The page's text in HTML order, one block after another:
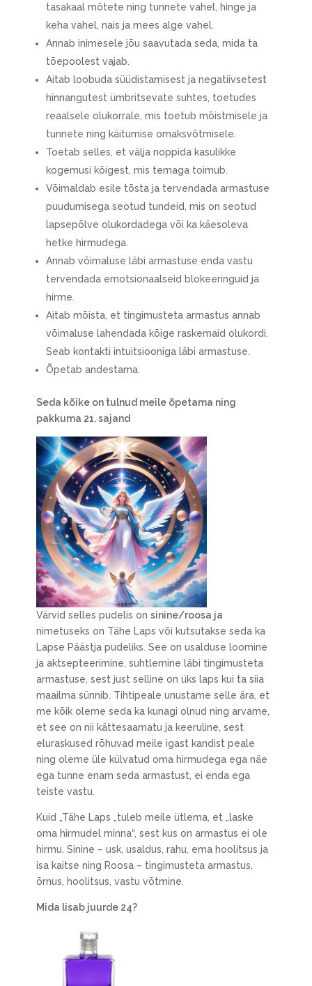
tasakaal mõtete ning tunnete vahel, hinge ja
keha vahel, nais ja mees alge vahel.
Annab inimesele jõu saavutada seda, mida ta
tõepoolest vajab.
Aitab loobuda süüdistamisest ja negatiivsetest
hinnangutest ümbritsevate suhtes, toetudes
reaalsele olukorrale, mis toetub mõistmisele ja
tunnete ning käitumise omaksvõtmisele.
Toetab selles, et välja noppida kasulikke
kogemusi kõigest, mis temaga toimub.
Võimaldab esile tõsta ja tervendada armastuse
puudumisega seotud tundeid, mis on seotud
lapsepõlve olukordadega või ka käesoleva
hetke hirmudega.
Annab võimaluse läbi armastuse enda vastu
tervendada emotsionaalseid blokeeringuid ja
hirme.
Aitab mõista, et tingimusteta armastus annab
võimaluse lahendada kõige raskemaid olukordi.
Seab kontakti intuitsiooniga läbi armastuse.
Õpetab andestama.
Seda kõike on tulnud meile õpetama ning
pakkuma 21. sajand
Värvid selles pudelis on sinine/roosa ja
nimetuseks on Tähe Laps või kutsutakse seda ka
Lapse Päästja pudeliks. See on usalduse loomine
ja aktsepteerimine, suhtlemine läbi tingimusteta
armastuse, sest just selline on üks laps kui ta siia
maailma sünnib. Tihtipeale unustame selle ära, et
me kõik oleme seda ka kunagi olnud ning arvame,
et see on nii kättesaamatu ja keeruline, sest
eluraskused rõhuvad meile igast kandist peale
ning oleme üle külvatud oma hirmudega ega näe
ega tunne enam seda armastust, ei enda ega
teiste vastu.
Kuid „Tähe Laps „tuleb meile ütlema, et „laske
oma hirmudel minna“, sest kus on armastus ei ole
hirmu. Sinine – usk, usaldus, rahu, ema hoolitsus ja
isa kaitse ning Roosa – tingimusteta armastus,
õrnus, hoolitsus, vastu võtmine.
Mida lisab juurde 24?